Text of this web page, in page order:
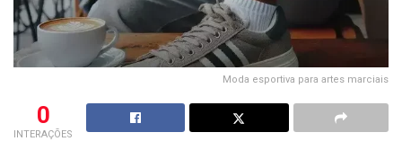
Moda esportiva para artes marciais
0
INTERAÇÕES